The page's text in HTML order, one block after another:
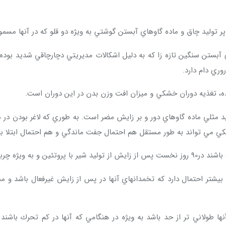
چاق و ماده گاوهاي آبستن گوشتي به ويژه دو قلو كه در آنها
سنگين تازه زا كه به دليل اشكالات مديريتي دچارچاقي شديد
دام دارد.
تغذيه دوران خشكي و ميزان افت وزن بدن در اين دوران است.
ماده گاوهاي دور و بر زايش مضر است. به طوري كه لاغر بودن
تواند به طور مستقل هم احتمال جفت ماندگي و هم احتمال ابتلا
خواهند بود.
تر از حد باشد به ويژه در هنگامي كه آنها در كم تحرك